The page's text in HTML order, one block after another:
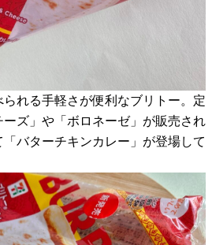
れる手軽さが便利なブリトー。定
ズ」や「ボロネーゼ」が販売され
バターチキンカレー」が登場して